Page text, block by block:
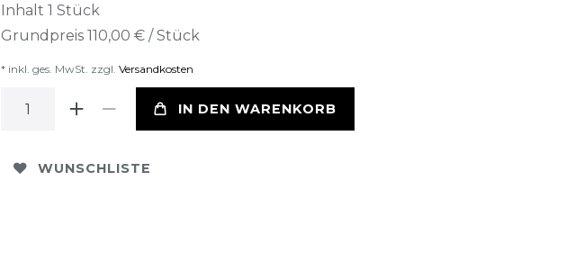
Inhalt 1 Stück
Grundpreis 110,00 € / Stück
* inkl. ges. MwSt. zzgl. Versandkosten
IN DEN WARENKORB
WUNSCHLISTE